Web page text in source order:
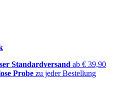
Standardversand ab € 39,90
Probe zu jeder Bestellung